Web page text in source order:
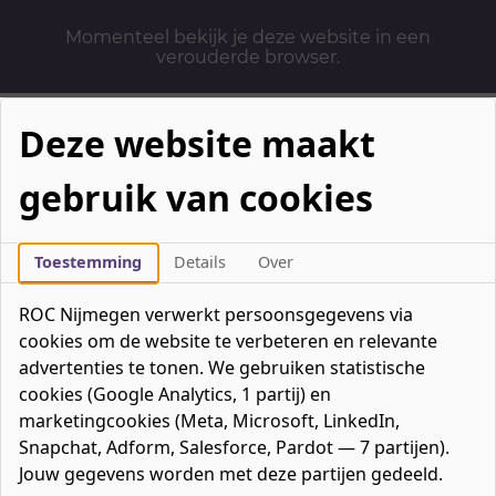
Momenteel bekijk je deze website in een
verouderde browser.
Mbo-opleidingen
Werken & Leren
Mavo / havo / vwo
Contact
Over ons
Bedrijven
Favorieten0favorieten
Mijn ROC
Zoeken
Deze website maakt
gebruik van cookies
Toestemming Details Over
ROC Nijmegen verwerkt persoonsgegevens via
cookies om de website te verbeteren en relevante
advertenties te tonen. We gebruiken statistische
cookies (Google Analytics, 1 partij) en
marketingcookies (Meta, Microsoft, LinkedIn,
Snapchat, Adform, Salesforce, Pardot — 7 partijen).
Jouw gegevens worden met deze partijen gedeeld.